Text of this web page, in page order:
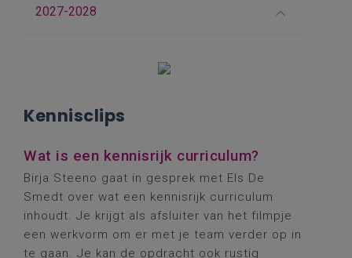
2027-2028
Kennisclips
Wat is een kennisrijk curriculum?
Birja Steeno gaat in gesprek met Els De
Smedt over wat een kennisrijk curriculum
inhoudt. Je krijgt als afsluiter van het filmpje
een werkvorm om er met je team verder op in
te gaan. Je kan de opdracht ook rustig